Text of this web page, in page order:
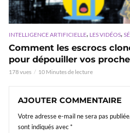
INTELLIGENCE ARTIFICIELLE, LES VIDÉOS,
Comment les escrocs
pour dépouiller vos
178 vues 10 Minutes de lecture
AJOUTER COMMENTAIRE
Votre adresse e-mail ne sera pas publiée.
sont indiqués avec*